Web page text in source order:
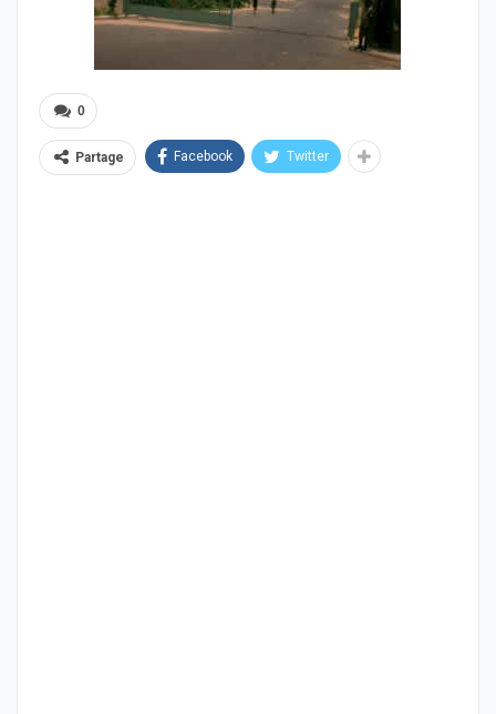
0
Partage Facebook Twitter